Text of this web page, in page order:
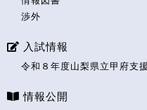
渉外
入試情報
令和８年度山梨県立甲府支
情報公開